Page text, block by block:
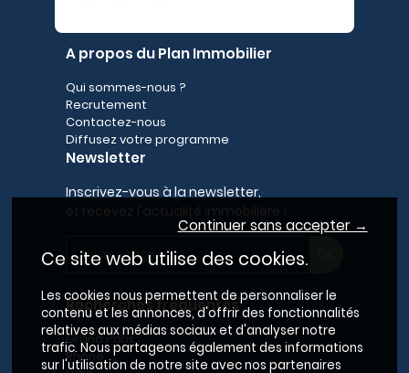
A propos du Plan Immobilier
Qui sommes-nous ?
Recrutement
Contactez-nous
Diffusez votre programme
Newsletter
Inscrivez-vous à la newsletter,
Recherches fréquentes
Grand Paris
Rhône
Continuer sans accepter →
Ce site web utilise des cookies.
Les cookies nous permettent de personnaliser le
contenu et les annonces, d'offrir des fonctionnalités
relatives aux médias sociaux et d'analyser notre
trafic. Nous partageons également des informations
sur l'utilisation de notre site avec nos partenaires